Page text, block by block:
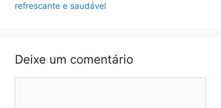
refrescante e saudável
Deixe um comentário